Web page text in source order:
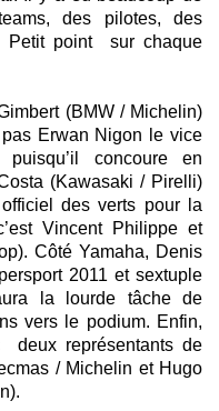
des pilotes, des
Petit point sur chaque
(BMW / Michelin)
Erwan Nigon le vice
concoure en
(Kawasaki / Pirelli)
des verts pour la
Vincent Philippe et
Côté Yamaha, Denis
2011 et sextuple
la lourde tâche de
vers le podium. Enfin,
deux représentants de
/ Michelin et Hugo